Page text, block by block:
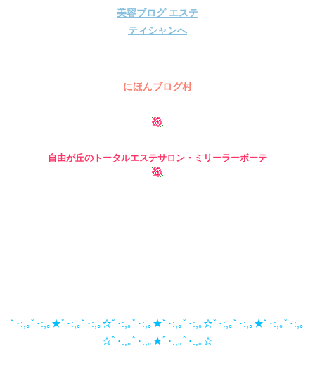
にほんブログ村
自由が丘の トータルエステサロン・ミリーラーボーテ
ﾟ･:,｡ﾟ･:,｡★ﾟ･:,｡ﾟ･:,｡☆ﾟ･:,｡ﾟ･:,｡★ﾟ･:,｡ﾟ･:,｡☆ﾟ･:,｡ﾟ･:,｡★ﾟ･:,｡ﾟ･:,｡
☆ﾟ･:,｡ﾟ･:,｡★ﾟ･:,｡ﾟ･:,｡☆